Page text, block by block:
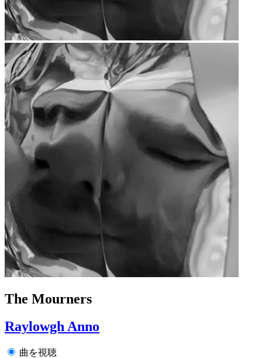
The Mourners
Raylowgh Anno
曲を視聴